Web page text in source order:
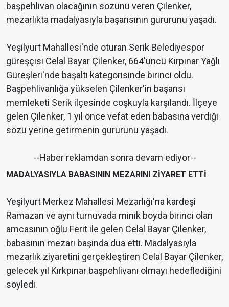
başpehlivan olacağının sözünü veren Çilenker,
mezarlıkta madalyasıyla başarısının gururunu yaşadı.
Yeşilyurt Mahallesi'nde oturan Serik Belediyespor
güreşçisi Celal Bayar Çilenker, 664'üncü Kırpınar Yağlı
Güreşleri'nde başaltı kategorisinde birinci oldu.
Başpehlivanlığa yükselen Çilenker'in başarısı
memleketi Serik ilçesinde coşkuyla karşılandı. İlçeye
gelen Çilenker, 1 yıl önce vefat eden babasına verdiği
sözü yerine getirmenin gururunu yaşadı.
--Haber reklamdan sonra devam ediyor--
MADALYASIYLA BABASININ MEZARINI ZİYARET ETTİ
Yeşilyurt Merkez Mahallesi Mezarlığı'na kardeşi
Ramazan ve aynı turnuvada minik boyda birinci olan
amcasının oğlu Ferit ile gelen Celal Bayar Çilenker,
babasının mezarı başında dua etti. Madalyasıyla
mezarlık ziyaretini gerçekleştiren Celal Bayar Çilenker,
gelecek yıl Kırkpınar başpehlivanı olmayı hedeflediğini
söyledi.